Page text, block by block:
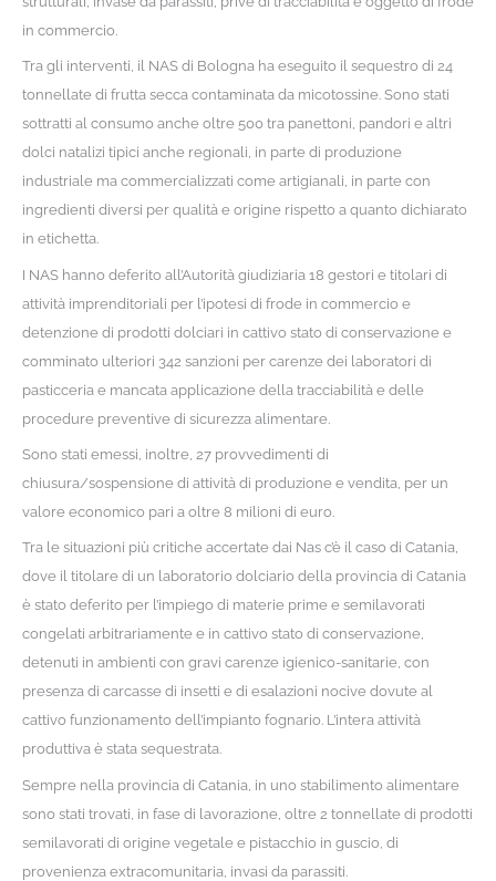
in commercio.
Tra gli interventi, il NAS di Bologna ha eseguito il sequestro di 24
tonnellate di frutta secca contaminata da micotossine. Sono stati
sottratti al consumo anche oltre 500 tra panettoni, pandori e altri
dolci natalizi tipici anche regionali, in parte di produzione
industriale ma commercializzati come artigianali, in parte con
ingredienti diversi per qualità e origine rispetto a quanto dichiarato
in etichetta.
I NAS hanno deferito all’Autorità giudiziaria 18 gestori e titolari di
attività imprenditoriali per l’ipotesi di frode in commercio e
detenzione di prodotti dolciari in cattivo stato di conservazione e
comminato ulteriori 342 sanzioni per carenze dei laboratori di
pasticceria e mancata applicazione della tracciabilità e delle
procedure preventive di sicurezza alimentare.
Sono stati emessi, inoltre, 27 provvedimenti di
chiusura/sospensione di attività di produzione e vendita, per un
valore economico pari a oltre 8 milioni di euro.
Tra le situazioni più critiche accertate dai Nas c’è il caso di Catania,
dove il titolare di un laboratorio dolciario della provincia di Catania
è stato deferito per l’impiego di materie prime e semilavorati
congelati arbitrariamente e in cattivo stato di conservazione,
detenuti in ambienti con gravi carenze igienico-sanitarie, con
presenza di carcasse di insetti e di esalazioni nocive dovute al
cattivo funzionamento dell’impianto fognario. L’intera attività
produttiva è stata sequestrata.
Sempre nella provincia di Catania, in uno stabilimento alimentare
sono stati trovati, in fase di lavorazione, oltre 2 tonnellate di prodotti
semilavorati di origine vegetale e pistacchio in guscio, di
provenienza extracomunitaria, invasi da parassiti.